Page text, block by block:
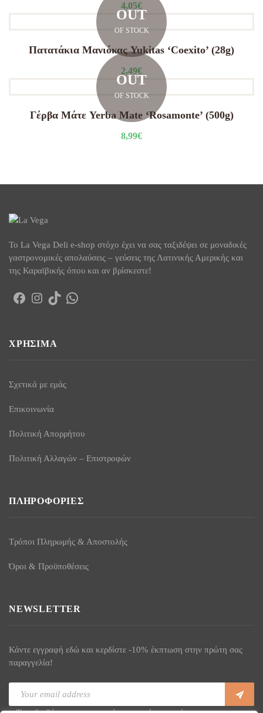
4,05€
OUT
OF STOCK
Πατατάκια Μανιόκας Yukitas ‘Coexito’ (28g)
2,49€
OUT
OF STOCK
Γέρβα Μάτε Yerba Mate ‘Rosamonte’ (500g)
8,99€
To La Vega Deli e-shop στόχο έχει να σας ταξιδέψει σε μοναδικές
γαστρονομικές απολαύσεις – γεύσεις της Λατινικής Αμερικής και
της Καραϊβικής όπου και αν βρίσκεστε!
Facebook
Instagram
TikTokWhatsApp
ΧΡΉΣΙΜΑ
Σχετικά με εμάς
Επικοινωνία
Πολιτική Απορρήτου
Πολιτική Αλλαγών – Επιστροφών
ΠΛΗΡΟΦΟΡΊΕΣ
Τρόποι Πληρωμής & Αποστολής
Όροι & Προϋποθέσεις
NEWSLETTER
Κάντε εγγραφή εδώ και κερδίστε -10% έκπτωση στην πρώτη σας
παραγγελία!